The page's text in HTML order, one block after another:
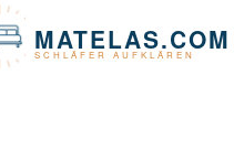
MATELAS.COM
SCHLÄFER AUFKLÄREN